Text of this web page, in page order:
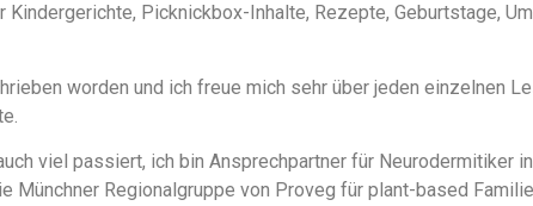
Kindergerichte, Picknickbox-Inhalte, Rezepte, Geburtstage,
worden und ich freue mich sehr über jeden einzelnen
viel passiert, ich bin Ansprechpartner für Neurodermitiker
Münchner Regionalgruppe von Proveg für plant-based